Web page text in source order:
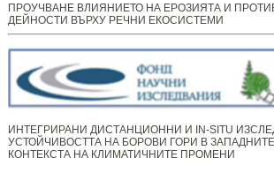
ПРОУЧВАНЕ ВЛИЯНИЕТО НА ЕРОЗИЯТА И
ДЕЙНОСТИ ВЪРХУ РЕЧНИ ЕКОСИСТЕМИ
ИНТЕГРИРАНИ ДИСТАНЦИОННИ И IN-SITU
УСТОЙЧИВОСТТА НА БОРОВИ ГОРИ В
КОНТЕКСТА НА КЛИМАТИЧНИТЕ ПРОМЕНИ